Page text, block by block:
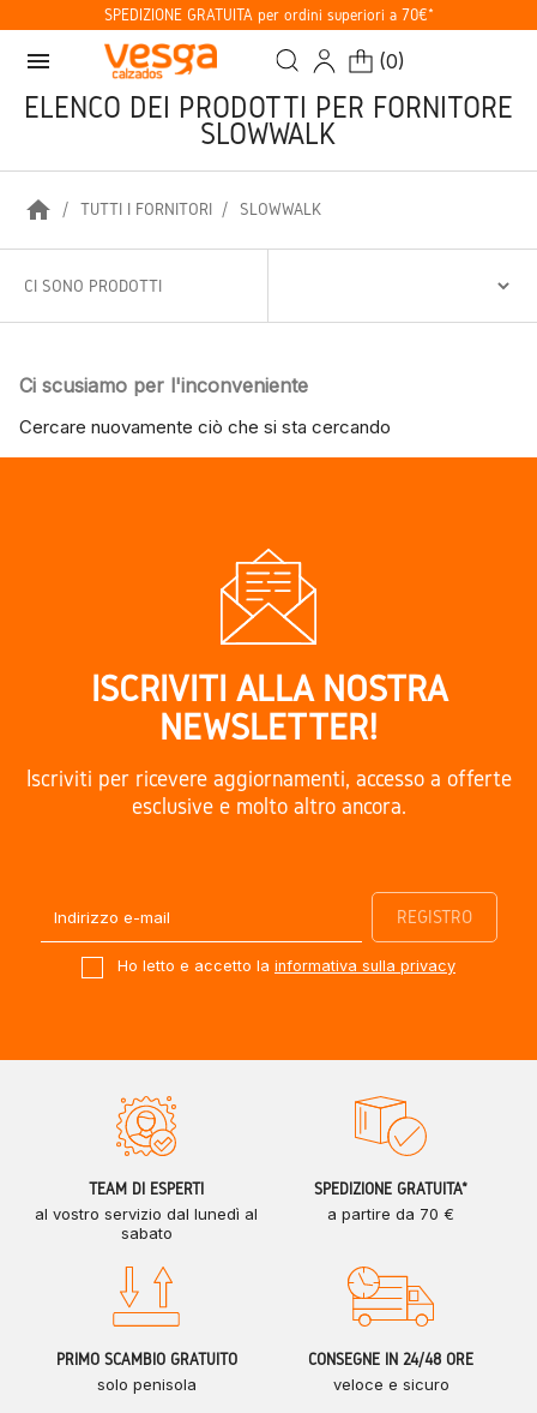
SPEDIZIONE GRATUITA per ordini superiori a 70€*
menu (0)
ELENCO DEI PRODOTTI PER FORNITORE
SLOWWALK
home TUTTI I FORNITORI SLOWWALK
CI SONO PRODOTTI
Ci scusiamo per l'inconveniente
Cercare nuovamente ciò che si sta cercando
ISCRIVITI ALLA NOSTRA
NEWSLETTER!
Iscriviti per ricevere aggiornamenti, accesso a offerte
esclusive e molto altro ancora.
Ho letto e accetto la informativa sulla privacy
TEAM DI ESPERTI
al vostro servizio dal lunedì al
sabato
SPEDIZIONE GRATUITA*
a partire da 70 €
PRIMO SCAMBIO GRATUITO
solo penisola
CONSEGNE IN 24/48 ORE
veloce e sicuro